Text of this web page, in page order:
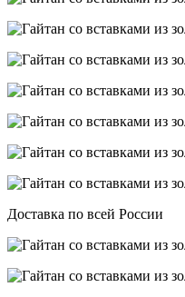
Доставка по всей России